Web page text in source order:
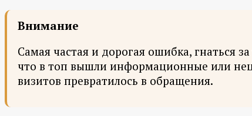
Внимание
Самая частая и дорогая ошибка, гнаться
что в топ вышли информационные или
визитов превратилось в обращения.